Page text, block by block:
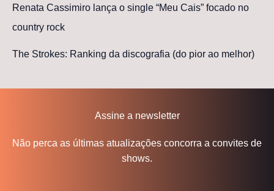
Renata Cassimiro lança o single “Meu Cais” focado no
country rock
The Strokes: Ranking da discografia (do pior ao melhor)
Assine a newsletter
Não perca as últimas atualizações concorra a convites de
shows.